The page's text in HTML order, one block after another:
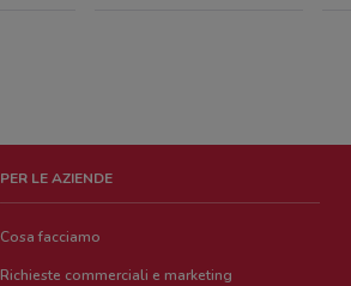
PER LE AZIENDE
Cosa facciamo
Richieste commerciali e marketing